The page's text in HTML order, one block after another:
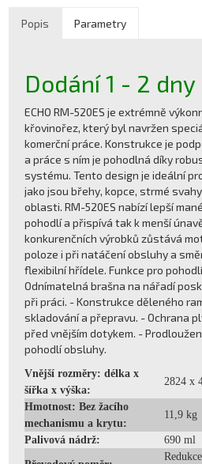
Popis Parametry
Dodání 1 - 2 dny
ECHO RM-520ES je extrémně
křovinořez, který byl navržen
komerční práce. Konstrukce je
a práce s ním je pohodlná díky
systému. Tento design je ideální
jako jsou břehy, kopce, strmé
oblasti. RM-520ES nabízí lepší
pohodlí a přispívá tak k menší
konkurenčních výrobků zůstává
poloze i při natáčení obsluhy a
flexibilní hřídele. Funkce pro
Odnímatelná brašna na nářadí
při práci. - Konstrukce děleného
skladování a přepravu. - Ochrana
před vnějším dotykem. -
pohodlí obsluhy.
Vnější rozměry: délka x
šířka x výška:
2824 x
Hmotnost: Bez žacího
mechanismu a krytu:
11,9 kg
Palivová nádrž: 690 ml